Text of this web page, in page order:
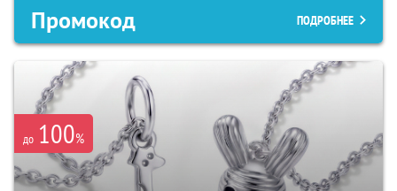
Промокод ПОДРОБНЕЕ
до 100%